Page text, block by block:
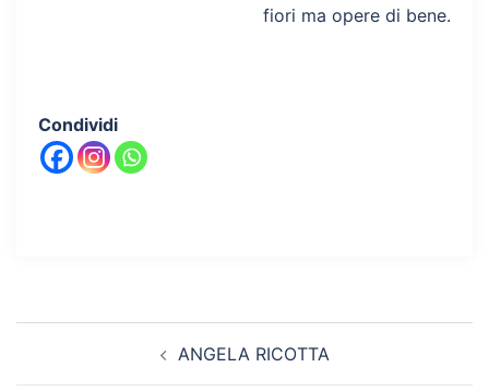
fiori ma opere di bene.
Condividi
ANGELA RICOTTA